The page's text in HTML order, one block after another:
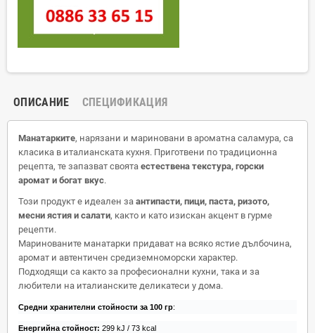
ОПИСАНИЕ СПЕЦИФИКАЦИЯ
Манатарките, нарязани и мариновани в ароматна саламура, са
класика в италианската кухня. Приготвени по традиционна
рецепта, те запазват своята естествена текстура, горски
аромат и богат вкус.
Този продукт е идеален за антипасти, пици, паста, ризото,
месни ястия и салати, както и като изискан акцент в гурме
рецепти.
Маринованите манатарки придават на всяко ястие дълбочина,
аромат и автентичен средиземноморски характер.
Подходящи са както за професионални кухни, така и за
любители на италианските деликатеси у дома.
Средни хранителни стойности за 100 гр:
Енергийна стойност: 299 kJ / 73 kcal